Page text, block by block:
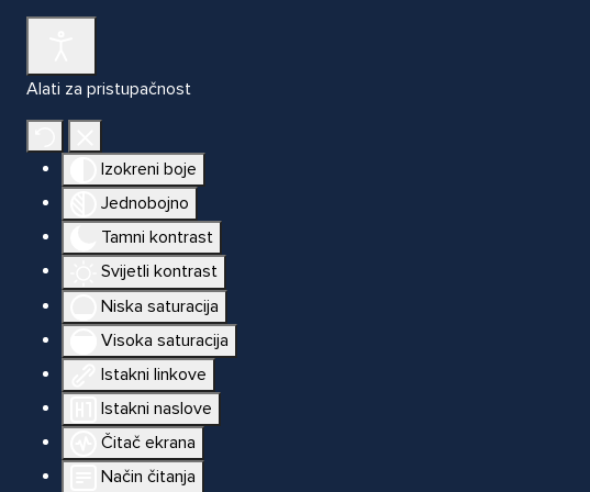
Alati za pristupačnost
Izokreni boje
Jednobojno
Tamni kontrast
Svijetli kontrast
Niska saturacija
Visoka saturacija
Istakni linkove
Istakni naslove
Čitač ekrana
Način čitanja